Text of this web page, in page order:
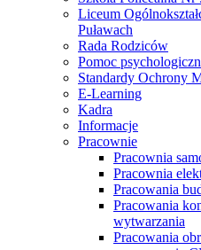
Liceum
Puławach
Rada Rodziców
Pomoc
Standardy Ochrony
E-Learning
Kadra
Informacje
Pracownie
Pracownia
Pracownia
Pracowania
Pracowania
wytwarzania
Pracowania